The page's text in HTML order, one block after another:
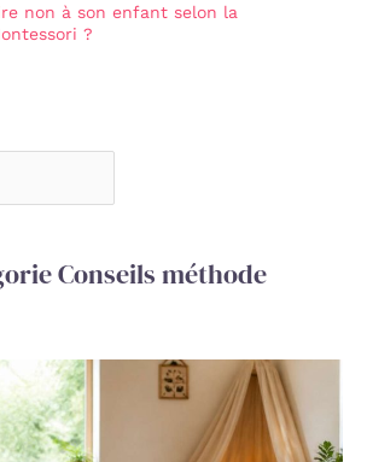
non à son enfant selon la
?
Conseils méthode